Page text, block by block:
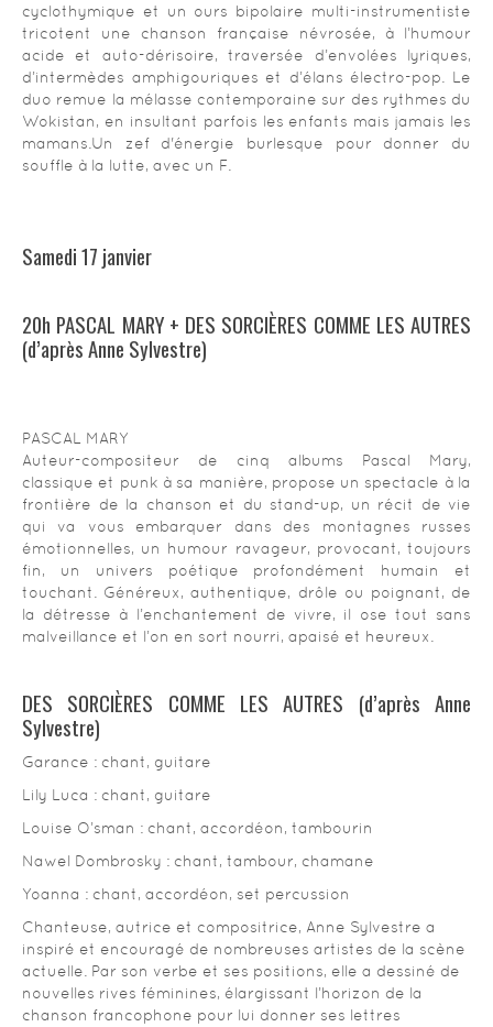
cyclothymique et un ours bipolaire multi-instrumentiste
tricotent une chanson française névrosée, à l’humour
acide et auto-dérisoire, traversée d’envolées lyriques,
d’intermèdes amphigouriques et d’élans électro-pop. Le
duo remue la mélasse contemporaine sur des rythmes du
Wokistan, en insultant parfois les enfants mais jamais les
mamans.Un zef d'énergie burlesque pour donner du
souffle à la lutte, avec un F.
Samedi 17 janvier
20h PASCAL MARY + DES SORCIÈRES COMME LES AUTRES
(d’après Anne Sylvestre)
PASCAL MARY
Auteur-compositeur de cinq albums Pascal Mary,
classique et punk à sa manière, propose un spectacle à la
frontière de la chanson et du stand-up, un récit de vie
qui va vous embarquer dans des montagnes russes
émotionnelles, un humour ravageur, provocant, toujours
fin, un univers poétique profondément humain et
touchant. Généreux, authentique, drôle ou poignant, de
la détresse à l’enchantement de vivre, il ose tout sans
malveillance et l’on en sort nourri, apaisé et heureux.
DES SORCIÈRES COMME LES AUTRES (d’après Anne
Sylvestre)
Garance : chant, guitare
Lily Luca : chant, guitare
Louise O’sman : chant, accordéon, tambourin
Nawel Dombrosky : chant, tambour, chamane
Yoanna : chant, accordéon, set percussion
Chanteuse, autrice et compositrice, Anne Sylvestre a
inspiré et encouragé de nombreuses artistes de la scène
actuelle. Par son verbe et ses positions, elle a dessiné de
nouvelles rives féminines, élargissant l’horizon de la
chanson francophone pour lui donner ses lettres